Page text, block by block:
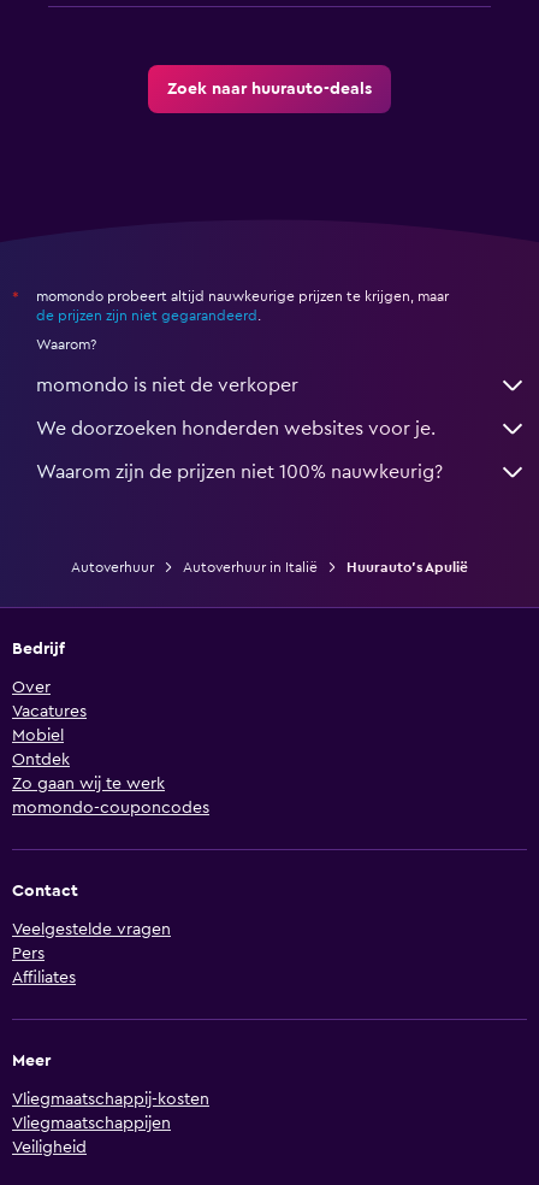
Zoek naar huurauto-deals
*
momondo probeert altijd nauwkeurige prijzen te krijgen, maar
de prijzen zijn niet gegarandeerd .
Waarom?
momondo is niet de verkoper
We doorzoeken honderden websites voor je.
Waarom zijn de prijzen niet 100% nauwkeurig?
Autoverhuur Autoverhuur in Italië Huurauto's Apulië
Bedrijf
Over
Vacatures
Mobiel
Ontdek
Zo gaan wij te werk
momondo-couponcodes
Contact
Veelgestelde vragen
Pers
Affiliates
Meer
Vliegmaatschappij-kosten
Vliegmaatschappijen
Veiligheid